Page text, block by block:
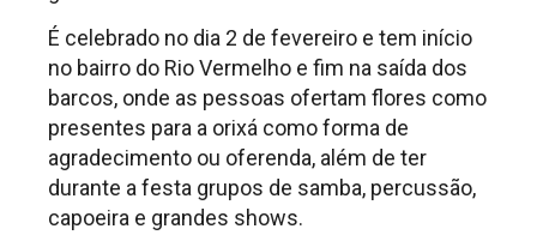
É celebrado no dia 2 de fevereiro e tem início
no bairro do Rio Vermelho e fim na saída dos
barcos, onde as pessoas ofertam flores como
presentes para a orixá como forma de
agradecimento ou oferenda, além de ter
durante a festa grupos de samba, percussão,
capoeira e grandes shows.